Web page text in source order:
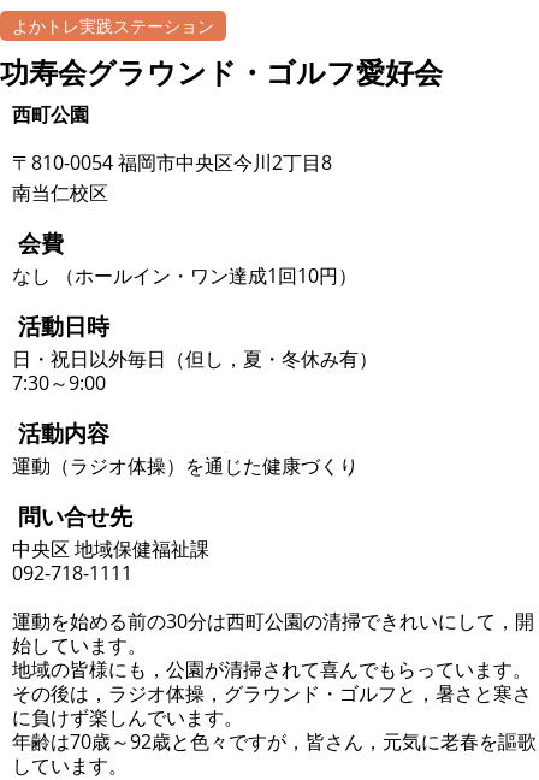
よかトレ実践ステーション
功寿会グラウンド・ゴルフ愛好会
西町公園
〒810-0054 福岡市中央区今川2丁目8
南当仁校区
会費
なし （ホールイン・ワン達成1回10円）
活動日時
日・祝日以外毎日（但し，夏・冬休み有）
7:30～9:00
活動内容
運動（ラジオ体操）を通じた健康づくり
問い合せ先
中央区 地域保健福祉課
092-718-1111
運動を始める前の30分は西町公園の清掃できれいにして，開
始しています。
地域の皆様にも，公園が清掃されて喜んでもらっています。
その後は，ラジオ体操，グラウンド・ゴルフと，暑さと寒さ
に負けず楽しんでいます。
年齢は70歳～92歳と色々ですが，皆さん，元気に老春を謳歌
しています。